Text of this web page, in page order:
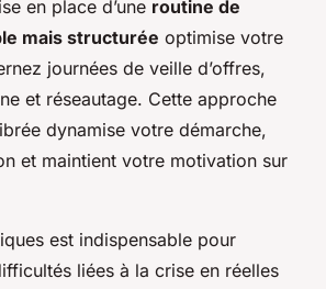
en place d’une routine de
mais structurée optimise votre
journées de veille d’offres,
et réseautage. Cette approche
dynamise votre démarche,
et maintient votre motivation sur
est indispensable pour
liées à la crise en réelles